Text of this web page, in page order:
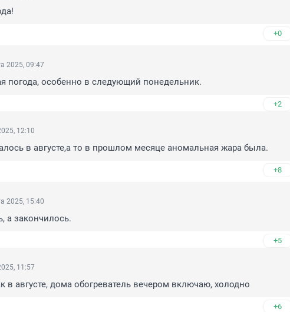
+0
2025, 09:47
погода, особенно в следующий понедельник.
+2
12:10
в августе,а то в прошлом месяце аномальная жара была.
+8
2025, 15:40
а закончилось.
+5
11:57
в августе, дома обогреватель вечером включаю, холодно
+6